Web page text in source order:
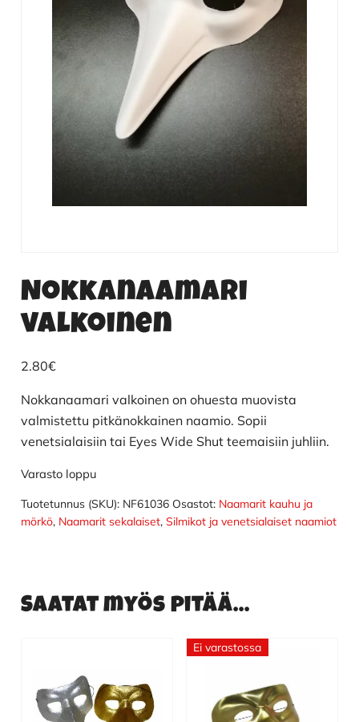
Nokkanaamari
valkoinen
2.80€
Nokkanaamari valkoinen on ohuesta muovista
valmistettu pitkänokkainen naamio. Sopii
venetsialaisiin tai Eyes Wide Shut teemaisiin juhliin.
Varasto loppu
Tuotetunnus (SKU): NF61036 Osastot: Naamarit kauhu ja
mörkö, Naamarit sekalaiset, Silmikot ja venetsialaiset naamiot
Saatat myös pitää...
tuotteella
on
Ei varastossa